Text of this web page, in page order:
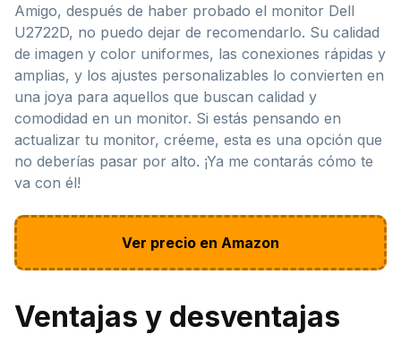
Amigo, después de haber probado el monitor Dell
U2722D, no puedo dejar de recomendarlo. Su calidad
de imagen y color uniformes, las conexiones rápidas y
amplias, y los ajustes personalizables lo convierten en
una joya para aquellos que buscan calidad y
comodidad en un monitor. Si estás pensando en
actualizar tu monitor, créeme, esta es una opción que
no deberías pasar por alto. ¡Ya me contarás cómo te
va con él!
Ver precio en Amazon
Ventajas y desventajas